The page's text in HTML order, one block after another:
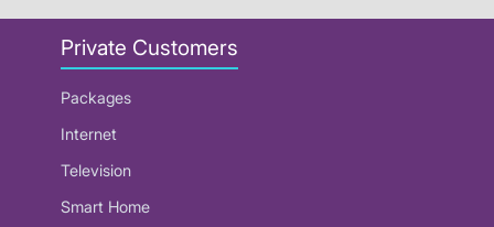
Private Customers
Packages
Internet
Television
Smart Home